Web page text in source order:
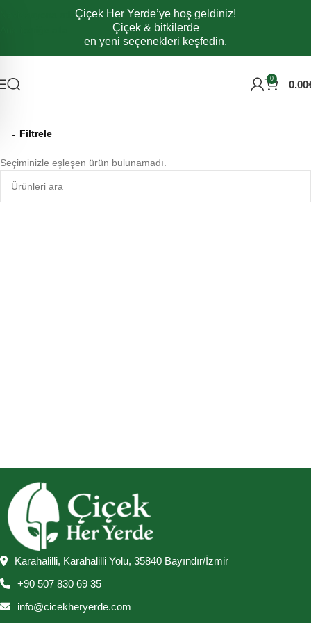
Navigasyona atlaÇiçek Her Yerde’ye hoş geldiniz!
Çiçek & bitkilerde
en yeni seçenekleri keşfedin.
0 0.00
Filtrele
Seçiminizle eşleşen ürün bulunamadı.
Karahalilli, Karahalilli Yolu, 35840 Bayındır/İzmir
+90 507 830 69 35
info@cicekheryerde.com